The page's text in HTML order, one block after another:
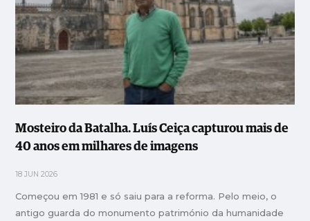
Mosteiro da Batalha. Luís Ceiça capturou mais de
40 anos em milhares de imagens
18 JUN 2026
Começou em 1981 e só saiu para a reforma. Pelo meio, o
antigo guarda do monumento património da humanidade